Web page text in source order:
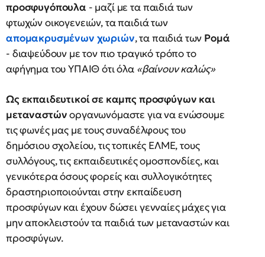
προσφυγόπουλα - μαζί με τα παιδιά των
φτωχών οικογενειών, τα παιδιά των
απομακρυσμένων χωριών, τα παιδιά των Ρομά
- διαψεύδουν με τον πιο τραγικό τρόπο το
αφήγημα του ΥΠΑΙΘ ότι όλα «βαίνουν καλώς»
Ως εκπαιδευτικοί σε καμπς προσφύγων και
μεταναστώνοργανωνόμαστε για να ενώσουμε
τις φωνές μας με τους συναδέλφους του
δημόσιου σχολείου, τις τοπικές ΕΛΜΕ, τους
συλλόγους, τις εκπαιδευτικές ομοσπονδίες, και
γενικότερα όσους φορείς και συλλογικότητες
δραστηριοποιούνται στην εκπαίδευση
προσφύγων και έχουν δώσει γενναίες μάχες για
μην αποκλειστούν τα παιδιά των μεταναστών και
προσφύγων.